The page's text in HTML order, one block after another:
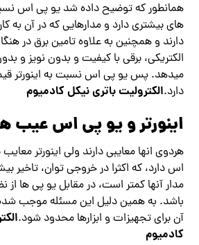
همانطور که توضیح داده شد یو پی اس
های بیشتری دارد و مدارهایی که در آن به
دارند و همچنین به علاوه تامین برق در
الکتریکی، برقی با کیفیت و بدون نویز و
میدهد. پس یو پی اس نسبت به اینورتر
دارد.الکترولیت باتری نیکل کادمیوم
اینورتر و یو پی اس عیب
هردوی انها معایبی دارند ولی اینورتر
اس دارد، که اکثرا در خروجی توان، تاخیر
مدار آنها کمتر است، در مقابل یو پی ها از
باشد. به همین دلیل این مسئله موجب شده
آن برای تجهیزات و ابزارها محدود شود.
کادمیوم